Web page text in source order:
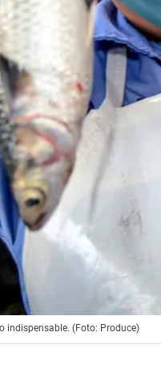
indispensable. (Foto: Produce)